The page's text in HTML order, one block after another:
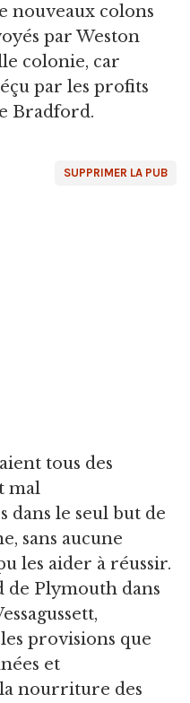
nouveaux colons
par Weston
colonie, car
par les profits
Bradford.
SUPPRIMER LA PUB
tous des
mal
dans le seul but de
sans aucune
les aider à réussir.
de Plymouth dans
provisions que
et
nourriture des